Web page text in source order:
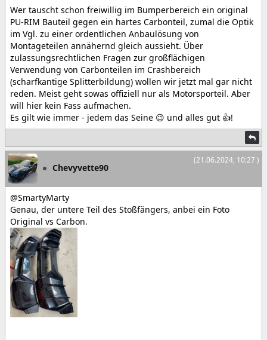
Wer tauscht schon freiwillig im Bumperbereich ein original
PU-RIM Bauteil gegen ein hartes Carbonteil, zumal die Optik
im Vgl. zu einer ordentlichen Anbaulösung von
Montageteilen annähernd gleich aussieht. Über
zulassungsrechtlichen Fragen zur großflächigen
Verwendung von Carbonteilen im Crashbereich
(scharfkantige Splitterbildung) wollen wir jetzt mal gar nicht
reden. Meist geht sowas offiziell nur als Motorsporteil. Aber
will hier kein Fass aufmachen.
Es gilt wie immer - jedem das Seine 😉 und alles gut 👍!
(21.06.2024, 10:27 )
Chevyvette90
@SmartyMarty
Genau, der untere Teil des Stoßfängers, anbei ein Foto
Original vs Carbon.